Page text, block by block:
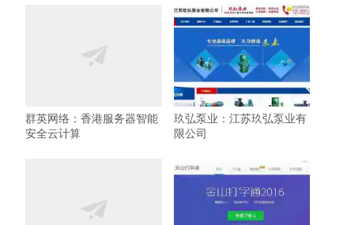
群英网络：香港服务器智能
安全云计算
玖弘泵业：江苏玖弘泵业有
限公司